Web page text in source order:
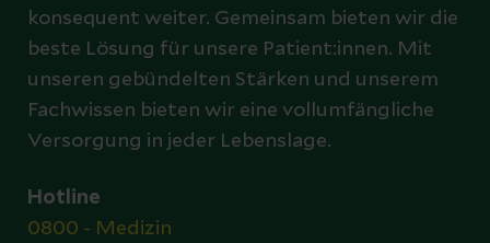
konsequent weiter. Gemeinsam bieten wir die
beste Lösung für unsere Patient:innen. Mit
unseren gebündelten Stärken und unserem
Fachwissen bieten wir eine vollumfängliche
Versorgung in jeder Lebenslage.
Hotline
0800 - Medizin